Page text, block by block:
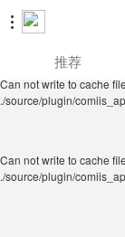

./source/plugin/
推荐
Can not write to cache
./source/plugin/
Can not write to cache
./source/plugin/